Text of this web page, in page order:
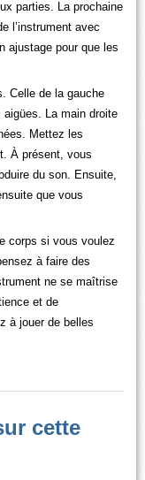
parties. La prochaine
l’instrument avec
ajustage pour que les
Celle de la gauche
La main droite
Mettez les
À présent, vous
du son. Ensuite,
que vous
corps si vous voulez
à faire des
ne se maîtrise
et de
à jouer de belles
cette